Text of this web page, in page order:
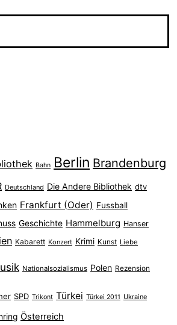
Bahn Berlin Brandenburg
Deutschland Die Andere Bibliothek dtv
Frankfurt (Oder) Fussball
Geschichte Hammelburg Hanser
Kabarett Konzert Krimi Kunst Liebe
Nationalsozialismus Polen Rezension
SPD Trikont Türkei Türkei 2011 Ukraine
Österreich